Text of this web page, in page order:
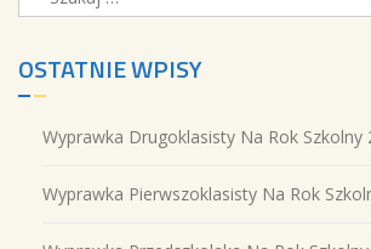
OSTATNIE WPISY
Wyprawka Drugoklasisty Na Rok Szkolny
Wyprawka Pierwszoklasisty Na Rok